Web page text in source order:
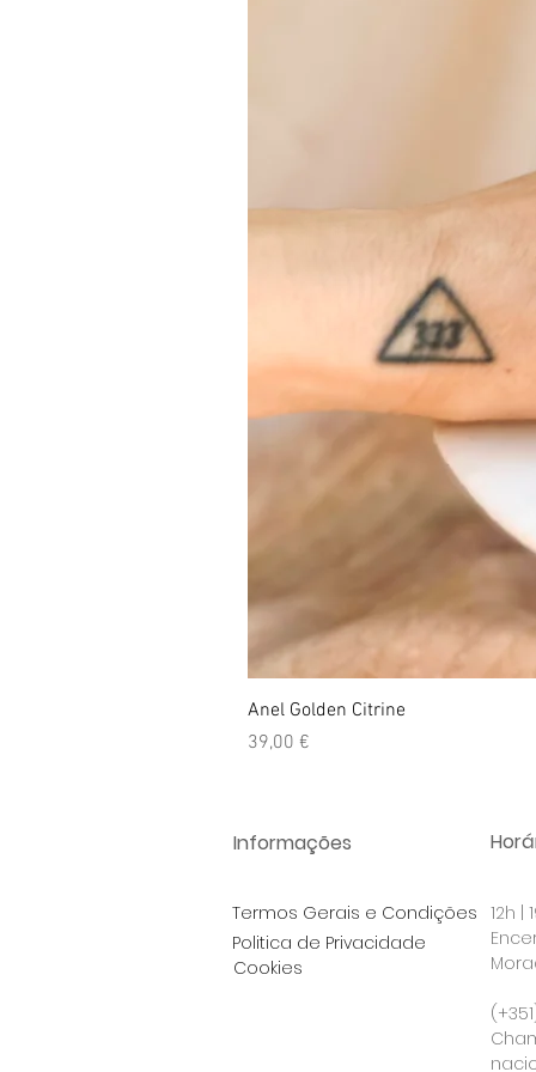
Anel Golden Citrine
Preço
39,00 €
Informações
Termos Gerais e Condições
Politica de Privacidade
Cookies
12h |